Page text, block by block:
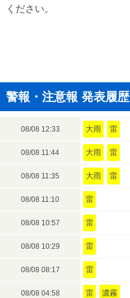
ください。
警報・注意報 発表履歴
08/08 12:33 大雨 雷
08/08 11:44 大雨 雷
08/08 11:35 大雨 雷
08/08 11:10 雷
08/08 10:57 雷
08/08 10:29 雷
08/08 08:17 雷
08/08 04:58 雷 濃霧